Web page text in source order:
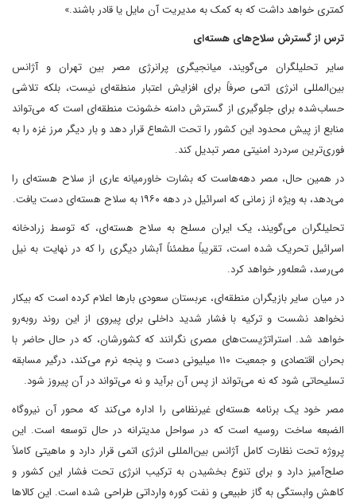
کمتری خواهد داشت که به کمک به مدیریت آن مایل یا قادر باشند.»
ترس از گسترش سلاح‌های هسته‌ای
سایر تحلیلگران می‌گویند، میانجیگری پرانرژی مصر بین تهران و آژانس
بین‌المللی انرژی اتمی صرفاً برای افزایش اعتبار منطقه‌ای نیست، بلکه تلاشی
حساب‌شده برای جلوگیری از گسترش دامنه خشونت منطقه‌ای است که می‌تواند
منابع از پیش محدود این کشور را تحت الشعاع قرار دهد و بار دیگر مرز غزه را به
فوری‌ترین سردرد امنیتی مصر تبدیل کند.
در همین حال، مصر دهه‌هاست که بشارت خاورمیانه عاری از سلاح هسته‌ای را
می‌دهد، به ویژه از زمانی که اسرائیل در دهه ۱۹۶۰ به سلاح هسته‌ای دست یافت.
تحلیلگران می‌گویند، یک ایران مسلح به سلاح هسته‌ای، که توسط زرادخانه
اسرائیل تحریک شده است، تقریباً مطمئناً آبشار دیگری را که در نهایت به نیل
می‌رسد، شعله‌ور خواهد کرد.
در میان سایر بازیگران منطقه‌ای، عربستان سعودی بارها اعلام کرده است که بیکار
نخواهد نشست و ترکیه با فشار شدید داخلی برای پیروی از این روند روبه‌رو
خواهد شد. استراتژیست‌های مصری نگرانند که کشورشان، که در حال حاضر با
بحران اقتصادی و جمعیت ۱۱۰ میلیونی دست و پنجه نرم می‌کند، درگیر مسابقه
تسلیحاتی شود که نه می‌تواند از پس آن برآید و نه می‌تواند در آن پیروز شود.
مصر خود یک برنامه هسته‌ای غیرنظامی را اداره می‌کند که محور آن نیروگاه
الضبعه ساخت روسیه است که در سواحل مدیترانه در حال توسعه است. این
پروژه تحت نظارت کامل آژانس بین‌المللی انرژی اتمی قرار دارد و ماهیتی کاملاً
صلح‌آمیز دارد و برای تنوع بخشیدن به ترکیب انرژی تحت فشار این کشور و
کاهش وابستگی به گاز طبیعی و نفت کوره وارداتی طراحی شده است. این کالاها